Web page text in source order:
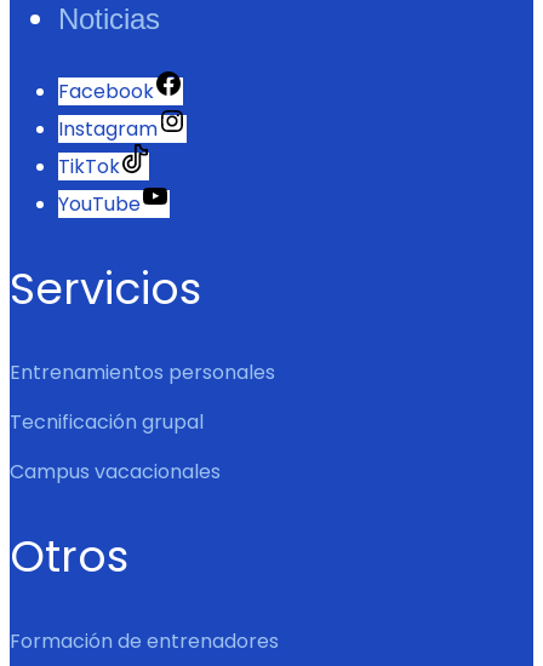
Noticias
Facebook
Instagram
TikTok
YouTube
Servicios
Entrenamientos personales
Tecnificación grupal
Campus vacacionales
Otros
Formación de entrenadores